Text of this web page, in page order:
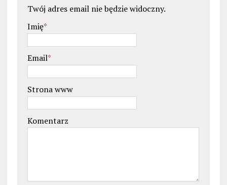
Twój adres email nie będzie widoczny.
Imię*
Email*
Strona www
Komentarz